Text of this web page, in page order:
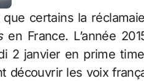
certains la
en France. L’année
2 janvier en prime
découvrir les voix